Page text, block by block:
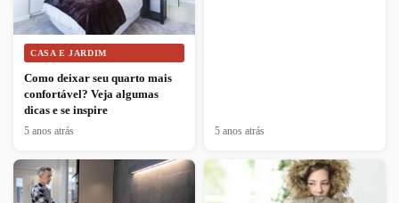
CASA E JARDIM
Como deixar seu quarto mais
confortável? Veja algumas
dicas e se inspire
5 anos atrás 5 anos atrás